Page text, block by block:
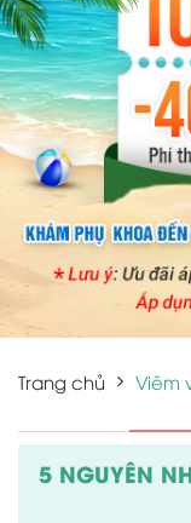
Trang chủ Viêm
5 NGUYÊN